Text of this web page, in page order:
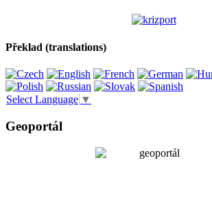
Překlad (translations)
Select Language ▼
Geoportál